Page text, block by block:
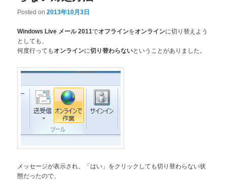
Posted on2013年10月3日
Windows Live メール 2011でオフラインをオンラインに切り替えよう
としても、
何度行っても オンラインに切り替わらないということがありました。
メッセージが表示され、「はい」をクリックしても切り替わらない状
態だったので、